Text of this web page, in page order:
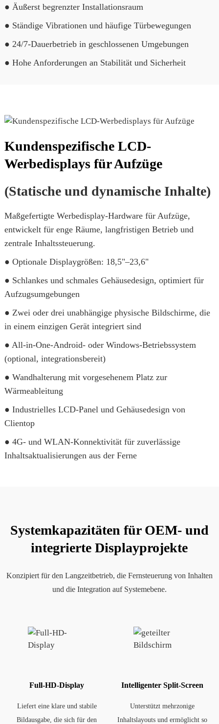
● Äußerst begrenzter Installationsraum
● Ständige Vibrationen und häufige Türbewegungen
● 24/7-Dauerbetrieb in geschlossenen Umgebungen
● Hohe Anforderungen an Stabilität und Sicherheit
Kundenspezifische LCD-
Werbedisplays für Aufzüge
(Statische und dynamische Inhalte)
Maßgefertigte Werbedisplay-Hardware für Aufzüge,
entwickelt für enge Räume, langfristigen Betrieb und
zentrale Inhaltssteuerung.
● Optionale Displaygrößen: 18,5"–23,6"
● Schlankes und schmales Gehäusedesign, optimiert für
Aufzugsumgebungen
● Zwei oder drei unabhängige physische Bildschirme, die
in einem einzigen Gerät integriert sind
● All-in-One-Android- oder Windows-Betriebssystem
(optional, integrationsbereit)
● Wandhalterung mit vorgesehenem Platz zur
Wärmeableitung
● Industrielles LCD-Panel und Gehäusedesign von
Clientop
● 4G- und WLAN-Konnektivität für zuverlässige
Inhaltsaktualisierungen aus der Ferne
Systemkapazitäten für OEM- und
integrierte Displayprojekte
Konzipiert für den Langzeitbetrieb, die Fernsteuerung von Inhalten
und die Integration auf Systemebene.
Full-HD-Display
Liefert eine klare und stabile
Bildausgabe, die sich für den
Intelligenter Split-Screen
Unterstützt mehrzonige
Inhaltslayouts und ermöglicht so